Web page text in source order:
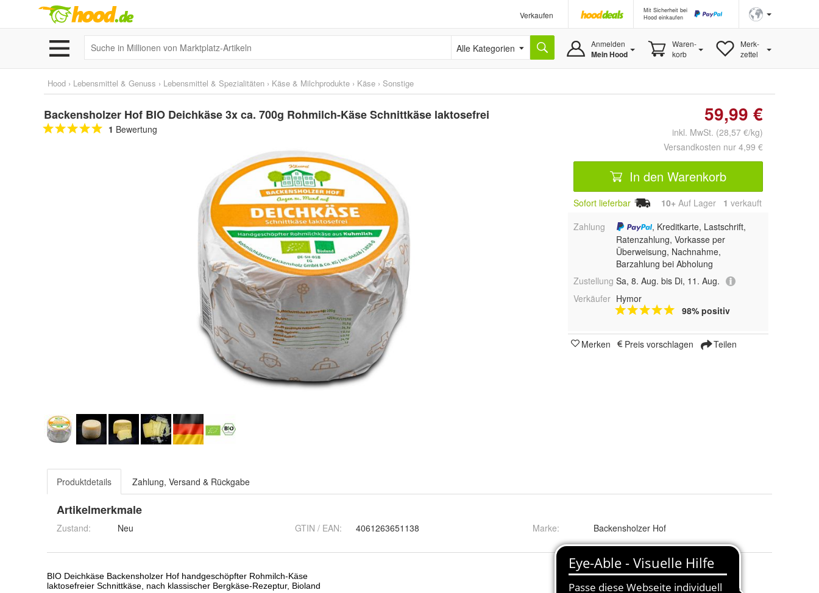
Verkaufen
Mit Sicherheit bei
Hood einkaufen
Alle Kategorien Anmelden
Mein Hood
Waren-
korb
Merk-
zettel
Hood › Lebensmittel & Genuss › Lebensmittel & Spezialitäten › Käse & Milchprodukte › Käse › Sonstige
Backensholzer Hof BIO Deichkäse 3x ca. 700g Rohmilch-Käse Schnittkäse laktosefrei
1 Bewertung
59,99 €
inkl. MwSt. (28,57 €/kg)
Versandkosten nur 4,99 €
In den Warenkorb
Sofort lieferbar 10+ Auf Lager 1 verkauft
Zahlung
, Kreditkarte, Lastschrift,
Ratenzahlung, Vorkasse per
Überweisung, Nachnahme,
Barzahlung bei Abholung
Zustellung Sa, 8. Aug. bis Di, 11. Aug.
Verkäufer Hymor
98% positiv
Merken Preis vorschlagen Teilen
Produktdetails Zahlung, Versand & Rückgabe
Artikelmerkmale
Zustand: Neu GTIN / EAN: 4061263651138 Marke: Backensholzer Hof